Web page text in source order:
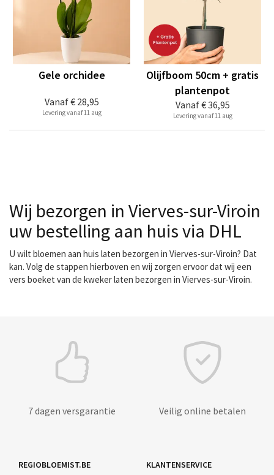
Vanaf€ 28,95
Gele orchidee
Levering vanaf 11 aug
Vanaf€ 36,95
Olijfboom 50cm + gratis
plantenpot
Levering vanaf 11 aug
Wij bezorgen in Vierves-sur-Viroin
uw bestelling aan huis via DHL
U wilt bloemen aan huis laten bezorgen in Vierves-sur-Viroin? Dat
kan. Volg de stappen hierboven en wij zorgen ervoor dat wij een
vers boeket van de kweker laten bezorgen in Vierves-sur-Viroin.
7 dagen versgarantie Veilig online betalen
REGIOBLOEMIST.BE KLANTENSERVICE